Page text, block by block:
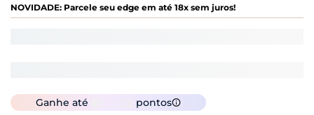
NOVIDADE: Parcele seu edge em até 18x sem juros!
Ganhe até pontos